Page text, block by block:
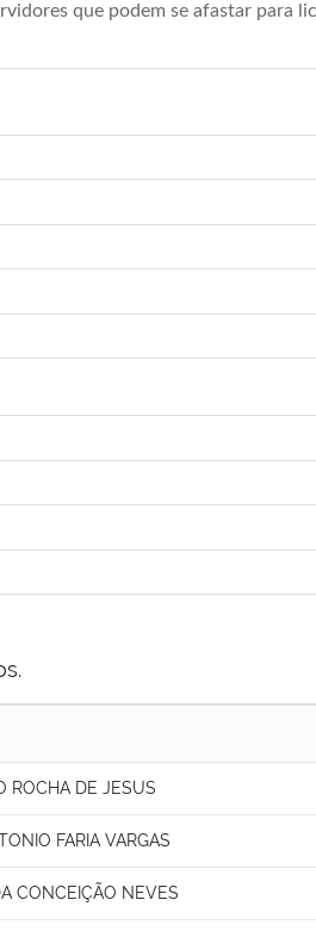
que podem se afastar para
ROCHA DE JESUS
FARIA VARGAS
CONCEIÇÃO NEVES